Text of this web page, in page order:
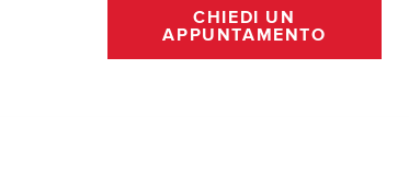
CHIEDI UN
APPUNTAMENTO